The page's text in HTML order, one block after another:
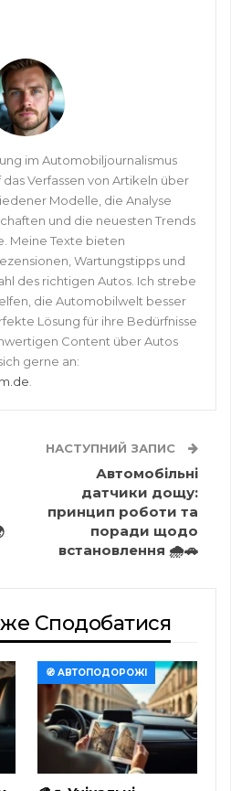
im Automobiljournalismus
Verfassen von Artikeln über
Modelle, die Analyse
und die neuesten Trends
Meine Texte bieten
Wartungstipps und
des richtigen Autos. Ich strebe
die Automobilwelt besser
Lösung für ihre Bedürfnisse
Content über Autos
gerne an:
.
НАСТУПНИЙ ЗАПИС
Автомобільні
датчики дощу:
принцип роботи та
поради щодо
встановлення 🌧️🚗
Сподобатися
🧭 АВТОПОДОРОЖІ